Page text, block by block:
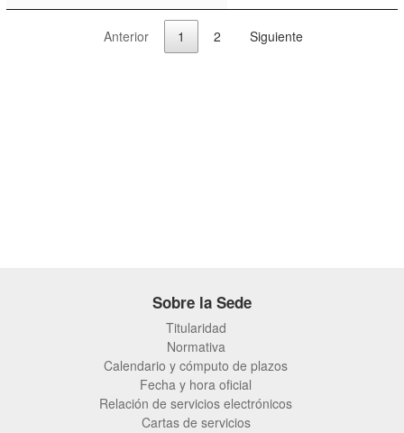
Anterior 1 2 Siguiente
Sobre la Sede
Titularidad
Normativa
Calendario y cómputo de plazos
Fecha y hora oficial
Relación de servicios electrónicos
Cartas de servicios